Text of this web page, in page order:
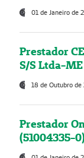
01 de Janeiro de
Prestador
S/S Ltda-
18 de Outubro de
Prestador
(51004335-